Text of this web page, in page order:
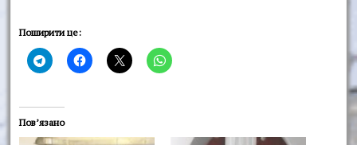
Поширити це:
Пов’язано